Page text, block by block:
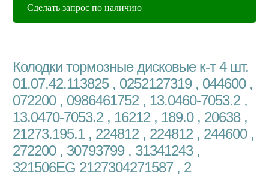
Сделать запрос по наличию
Колодки тормозные дисковые к-т 4 шт.
01.07.42.113825 , 0252127319 , 044600 ,
072200 , 0986461752 , 13.0460-7053.2 ,
13.0470-7053.2 , 16212 , 189.0 , 20638 ,
21273.195.1 , 224812 , 224812 , 244600 ,
272200 , 30793799 , 31341243 ,
321506EG 2127304271587 , 2